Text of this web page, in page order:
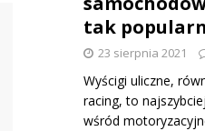
tak
23 sierpnia 2021
Wyścigi uliczne,
racing, to
wśród